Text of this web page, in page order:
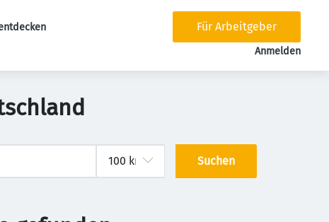
Für Arbeitgeber
Anmelden
Suchen